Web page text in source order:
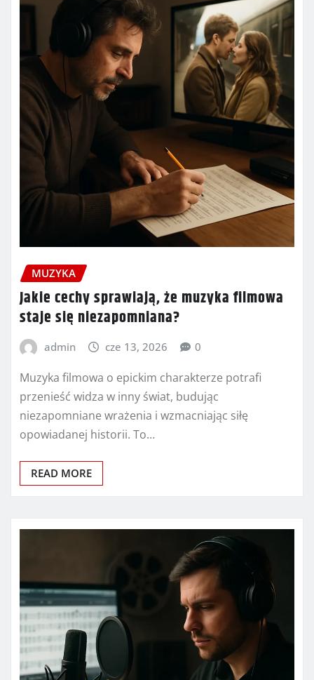
MUZYKA
Jakie cechy sprawiają, że muzyka filmowa
staje się niezapomniana?
admin cze 13, 2026 0
Muzyka filmowa o epickim charakterze potrafi
przenieść widza w inny świat, budując
niezapomniane wrażenia i wzmacniając siłę
opowiadanej historii. To…
READ MORE